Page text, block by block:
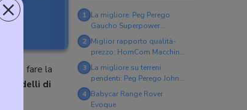
1 La migliore: Peg Perego
Gaucho Superpower
OD0502
2 Miglior rapporto qualità-
prezzo: HomCom Macchina
Elettrica IT370
3 La migliore su terreni
pendenti: Peg Perego John
Deere Gator HPX
4 Babycar Range Rover
Evoque
a fare la
modelli di
×